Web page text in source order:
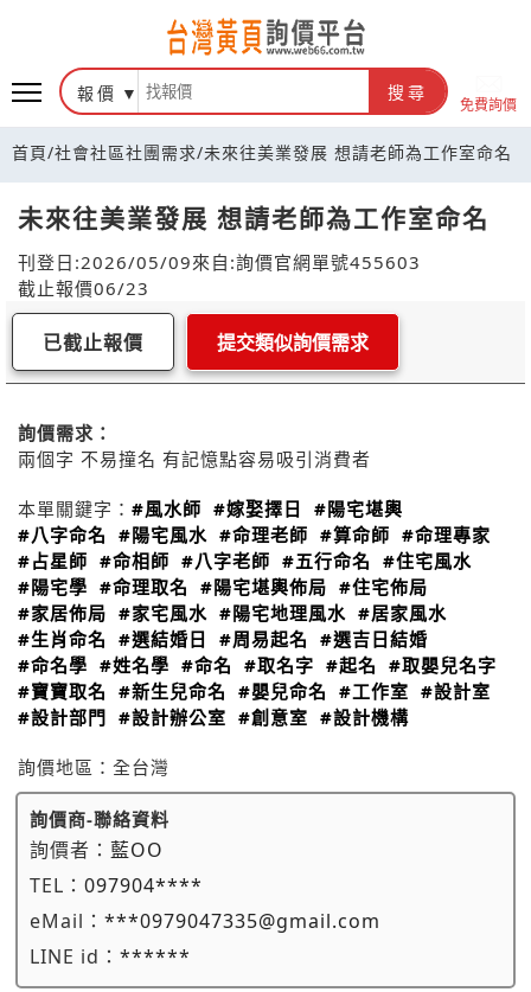
報價 搜尋
免費詢價
首頁/社會社區社團需求/未來往美業發展 想請老師為工作室命名
未來往美業發展 想請老師為工作室命名
刊登日:2026/05/09來自:詢價官網單號455603
截止報價06/23
已截止報價 提交類似詢價需求
詢價需求：
兩個字 不易撞名 有記憶點容易吸引消費者
本單關鍵字： #風水師 #嫁娶擇日
#陽宅堪輿
#八字命名 #陽宅風水 #命理老師 #算命師 #命理專家
#占星師 #命相師 #八字老師 #五行命名 #住宅風水
#陽宅學 #命理取名 #陽宅堪輿佈局 #住宅佈局
#家居佈局 #家宅風水 #陽宅地理風水 #居家風水
#生肖命名 #選結婚日 #周易起名 #選吉日結婚
#命名學 #姓名學 #命名 #取名字 #起名 #取嬰兒名字
#寶寶取名 #新生兒命名 #嬰兒命名 #工作室 #設計室
#設計部門 #設計辦公室 #創意室 #設計機構
詢價地區： 全台灣
詢價商-聯絡資料
詢價者： 藍OO
TEL： 097904****
eMail： ***0979047335@gmail.com
LINE id： ******